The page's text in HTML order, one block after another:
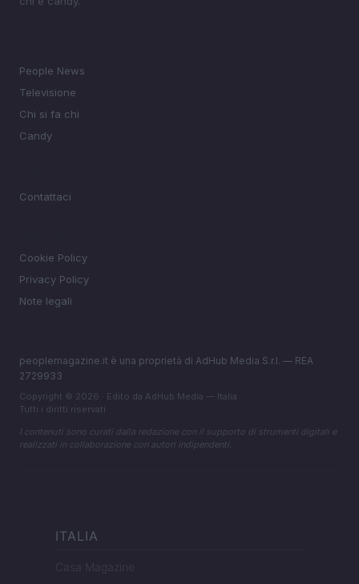
People News
Televisione
Chi si fa chi
Candy
Contattaci
Cookie Policy
Privacy Policy
Note legali
peoplemagazine.it è una proprietà di AdHub Media S.r.l. — REA
2729933
Copyright © 2026 · Edito da AdHub Media — Italia
Tutti i diritti riservati
I contenuti sono curati dalla redazione con il supporto di strumenti digitali e
realizzati in collaborazione con autori indipendenti.
ITALIA
Casa Magazine